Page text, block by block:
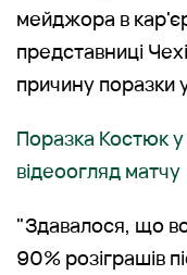
мейджора в
представниці
причину поразки
Поразка Костюк у
відеоогляд матчу
"Здавалося, що
90% розіграшів